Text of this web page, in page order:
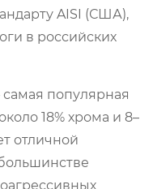
AISI (США),
в российских
популярная
18% хрома и 8–
отличной